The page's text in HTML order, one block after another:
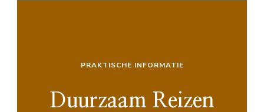
PRAKTISCHE INFORMATIE
Duurzaam Reizen